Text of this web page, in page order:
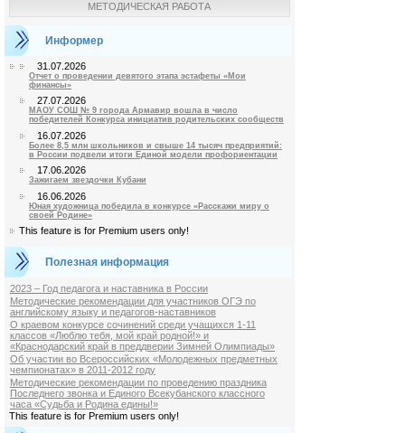
МЕТОДИЧЕСКАЯ РАБОТА
Информер
31.07.2026
Отчет о проведении девятого этапа эстафеты «Мои
финансы»
27.07.2026
МАОУ СОШ № 9 города Армавир вошла в число
победителей Конкурса инициатив родительских сообществ
16.07.2026
Более 8,5 млн школьников и свыше 14 тысяч предприятий:
в России подвели итоги Единой модели профориентации
17.06.2026
Зажигаем звездочки Кубани
16.06.2026
Юная художница победила в конкурсе «Расскажи миру о
своей Родине»
This feature is for Premium users only!
Полезная информация
2023 – Год педагога и наставника в России
Методические рекомендации для участников ОГЭ по
английскому языку и педагогов-наставников
О краевом конкурсе сочинений среди учащихся 1-11
классов «Люблю тебя, мой край родной!» и
«Краснодарский край в преддверии Зимней Олимпиады»
Об участии во Всероссийских «Молодежных предметных
чемпионатах» в 2011-2012 году
Методические рекомендации по проведению праздника
Последнего звонка и Единого Всекубанского классного
часа «Судьба и Родина едины!»
This feature is for Premium users only!